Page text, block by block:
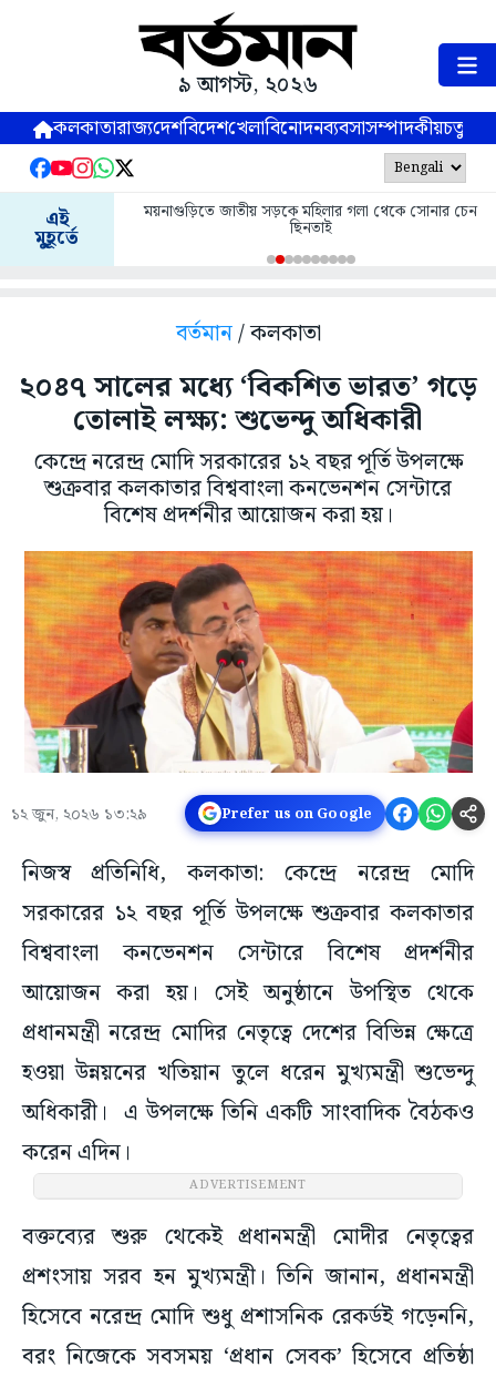
৯ আগস্ট, ২০২৬
কলকাতারাজ্যদেশবিদেশখেলাবিনোদনব্যবসাসম্পাদকীয়
এই
মুহূর্তে
ময়নাগুড়িতে জাতীয় সড়কে মহিলার গলা থেকে সোনার চেন
ছিনতাই
বর্তমান/ কলকাতা
২০৪৭ সালের মধ্যে ‘বিকশিত ভারত’ গড়ে
তোলাই লক্ষ্য: শুভেন্দু অধিকারী
কেন্দ্রে নরেন্দ্র মোদি সরকারের ১২ বছর পূর্তি উপলক্ষে
শুক্রবার কলকাতার বিশ্ববাংলা কনভেনশন সেন্টারে
বিশেষ প্রদর্শনীর আয়োজন করা হয়।
১২ জুন, ২০২৬ ১৩:২৯ Prefer us on Google
নিজস্ব প্রতিনিধি, কলকাতা: কেন্দ্রে নরেন্দ্র মোদি
সরকারের ১২ বছর পূর্তি উপলক্ষে শুক্রবার কলকাতার
বিশ্ববাংলা কনভেনশন সেন্টারে বিশেষ প্রদর্শনীর
আয়োজন করা হয়। সেই অনুষ্ঠানে উপস্থিত থেকে
প্রধানমন্ত্রী নরেন্দ্র মোদির নেতৃত্বে দেশের বিভিন্ন ক্ষেত্রে
হওয়া উন্নয়নের খতিয়ান তুলে ধরেন মুখ্যমন্ত্রী শুভেন্দু
অধিকারী। এ উপলক্ষে তিনি একটি সাংবাদিক বৈঠকও
করেন এদিন।
ADVERTISEMENT
বক্তব্যের শুরু থেকেই প্রধানমন্ত্রী মোদীর নেতৃত্বের
প্রশংসায় সরব হন মুখ্যমন্ত্রী। তিনি জানান, প্রধানমন্ত্রী
হিসেবে নরেন্দ্র মোদি শুধু প্রশাসনিক রেকর্ডই গড়েননি,
বরং নিজেকে সবসময় ‘প্রধান সেবক’ হিসেবে প্রতিষ্ঠা